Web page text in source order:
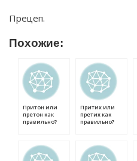
Прецеп.
Похожие:
Притон или
претон как
правильно?
Притих или
претих как
правильно?